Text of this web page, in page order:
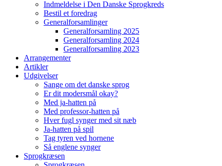
Indmeldelse i Den Danske Sprogkreds
Bestil et foredrag
Generalforsamlinger
Generalforsamling 2025
Generalforsamling 2024
Generalforsamling 2023
Arrangementer
Artikler
Udgivelser
Sange om det danske sprog
Er dit modersmål okay?
Med ja-hatten på
Med professor-hatten på
Hver fugl synger med sit næb
Ja-hatten på spil
Tag tyren ved hornene
Så englene synger
Sprogkræsen